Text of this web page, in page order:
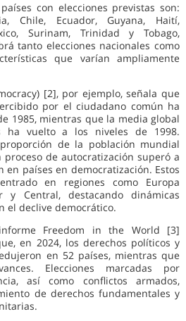
con elecciones previstas son:
Chile, Ecuador, Guyana, Haití,
Surinam, Trinidad y Tobago,
tanto elecciones nacionales como
que varían ampliamente
[2], por ejemplo, señala que
por el ciudadano común ha
1985, mientras que la media global
ha vuelto a los niveles de 1998.
de la población mundial
de autocratización superó a
países en democratización. Estos
en regiones como Europa
Central, destacando dinámicas
el declive democrático.
Freedom in the World [3]
en 2024, los derechos políticos y
en 52 países, mientras que
Elecciones marcadas por
así como conflictos armados,
de derechos fundamentales y